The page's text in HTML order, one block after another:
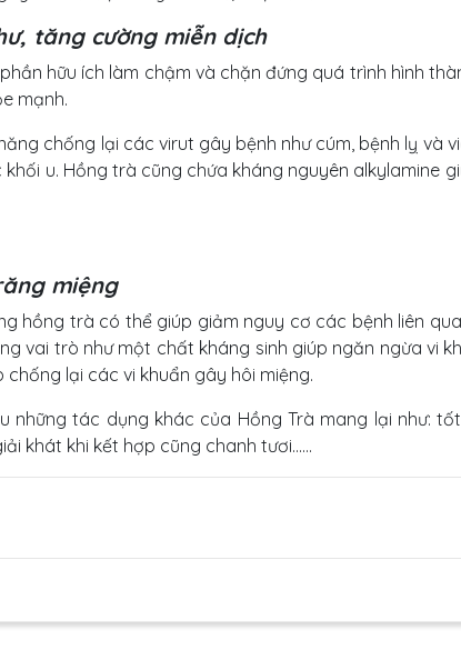
tăng cường miễn dịch
hữu ích làm chậm và chặn đứng quá trình hình
mạnh.
chống lại các virut gây bệnh như cúm, bệnh lỵ và
u. Hồng trà cũng chứa kháng nguyên alkylamine
miệng
hồng trà có thể giúp giảm nguy cơ các bệnh liên
vai trò như một chất kháng sinh giúp ngăn ngừa vi
lại các vi khuẩn gây hôi miệng.
những tác dụng khác của Hồng Trà mang lại như:
khát khi kết hợp cũng chanh tươi……